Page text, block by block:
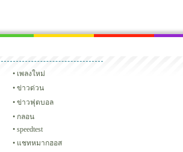
าพ ปฏิทิน 2556
เพลงใหม่
ข่าวด่วน
ข่าวฟุตบอล
กลอน
speedtest
แชทหมากฮอส